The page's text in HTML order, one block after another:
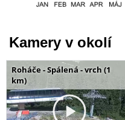
Kamery v okolí
Roháče - Spálená - vrch (1
km)